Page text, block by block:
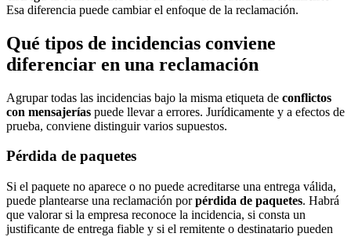
Esa diferencia puede cambiar el enfoque de la reclamación.
Qué tipos de incidencias conviene
diferenciar en una reclamación
Agrupar todas las incidencias bajo la misma etiqueta de conflictos
con mensajerías puede llevar a errores. Jurídicamente y a efectos de
prueba, conviene distinguir varios supuestos.
Pérdida de paquetes
Si el paquete no aparece o no puede acreditarse una entrega válida,
puede plantearse una reclamación porpérdida de paquetes. Habrá
que valorar si la empresa reconoce la incidencia, si consta un
justificante de entrega fiable y si el remitente o destinatario pueden